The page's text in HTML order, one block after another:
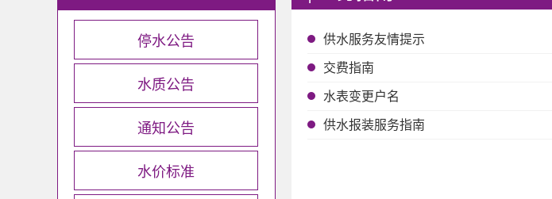
停水公告
水质公告
通知公告
水价标准
供水服务友情提示
交费指南
水表变更户名
供水报装服务指南